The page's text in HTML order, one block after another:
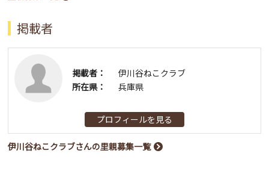
掲載者
掲載者：
伊川谷ねこクラブ
所在県：
兵庫県
プロフィールを見る
伊川谷ねこクラブさんの里親募集一覧